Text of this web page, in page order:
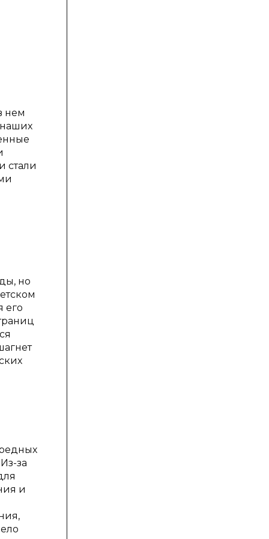
нем
стали
но
его
за
и